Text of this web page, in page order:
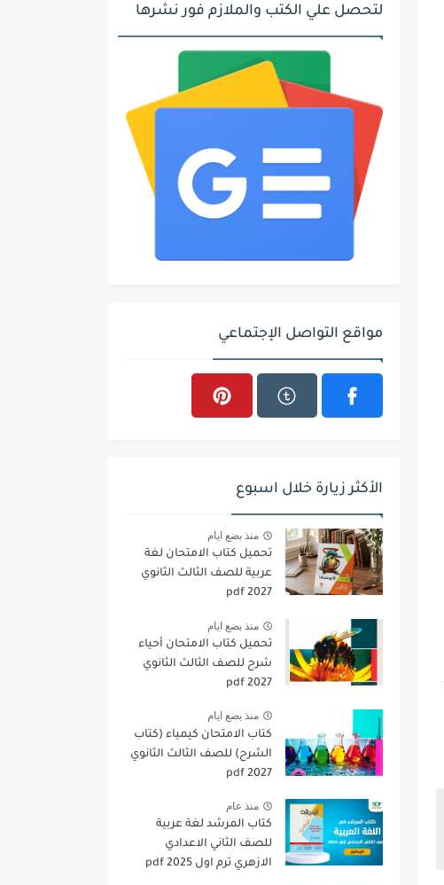
لتحصل علي الكتب والملازم فور نشرها
مواقع التواصل الإجتماعي
الأكثر زيارة خلال اسبوع
منذ بضع ايام
تحميل كتاب الامتحان لغة
عربية للصف الثالث الثانوي
2027 pdf
منذ بضع ايام
تحميل كتاب الامتحان أحياء
شرح للصف الثالث الثانوي
2027 pdf
منذ بضع ايام
كتاب الامتحان كيمياء (كتاب
الشرح) للصف الثالث الثانوي
pdf 2027
منذ عام
كتاب المرشد لغة عربية
للصف الثاني الاعدادي
الازهري ترم اول 2025 pdf